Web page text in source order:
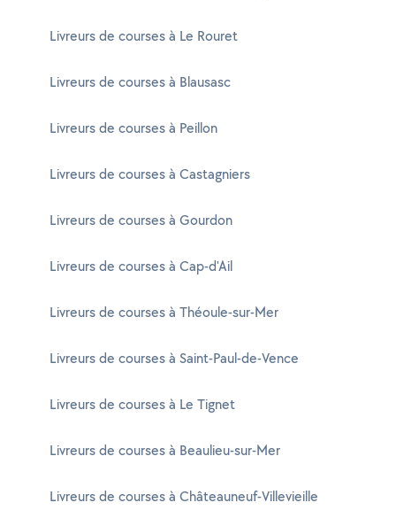
Livreurs de courses à Le Rouret
Livreurs de courses à Blausasc
Livreurs de courses à Peillon
Livreurs de courses à Castagniers
Livreurs de courses à Gourdon
Livreurs de courses à Cap-d'Ail
Livreurs de courses à Théoule-sur-Mer
Livreurs de courses à Saint-Paul-de-Vence
Livreurs de courses à Le Tignet
Livreurs de courses à Beaulieu-sur-Mer
Livreurs de courses à Châteauneuf-Villevieille